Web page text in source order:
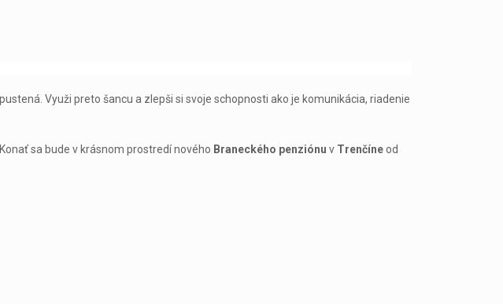
Využi preto šancu a zlepši si svoje schopnosti ako je komunikácia, riadenie
sa bude v krásnom prostredí nového Braneckého penziónu v Trenčíneod